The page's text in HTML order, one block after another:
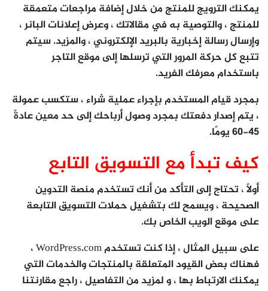
يمكنك الترويج للمنتج من خلال إضافة مراجعات متعمقة
للمنتج ، والتوصية به في مقالاتك ، وعرض إعلانات البانر ،
وإرسال رسالة إخبارية بالبريد الإلكتروني ، والمزيد. سيتم
تتبع كل حركة المرور التي ترسلها إلى موقع التاجر
باستخدام معرفك الفريد.
بمجرد قيام المستخدم بإجراء عملية شراء ، ستكسب عمولة
، يتم إصدار دفعتك بمجرد وصول أرباحك إلى حد معين عادةً
45-60 يومًا.
كيف تبدأ مع التسويق التابع
أولاً ، تحتاج إلى التأكد من أنك تستخدم منصة التدوين
الصحيحة ، ويسمح لك بتشغيل حملات التسويق التابعة
على موقع الويب الخاص بك.
على سبيل المثال ، إذا كنت تستخدم WordPress.com ،
فهناك بعض القيود المتعلقة بالمنتجات والخدمات التي
يمكنك الارتباط بها ، و لمزيد من التفاصيل ، راجع مقارنتنا